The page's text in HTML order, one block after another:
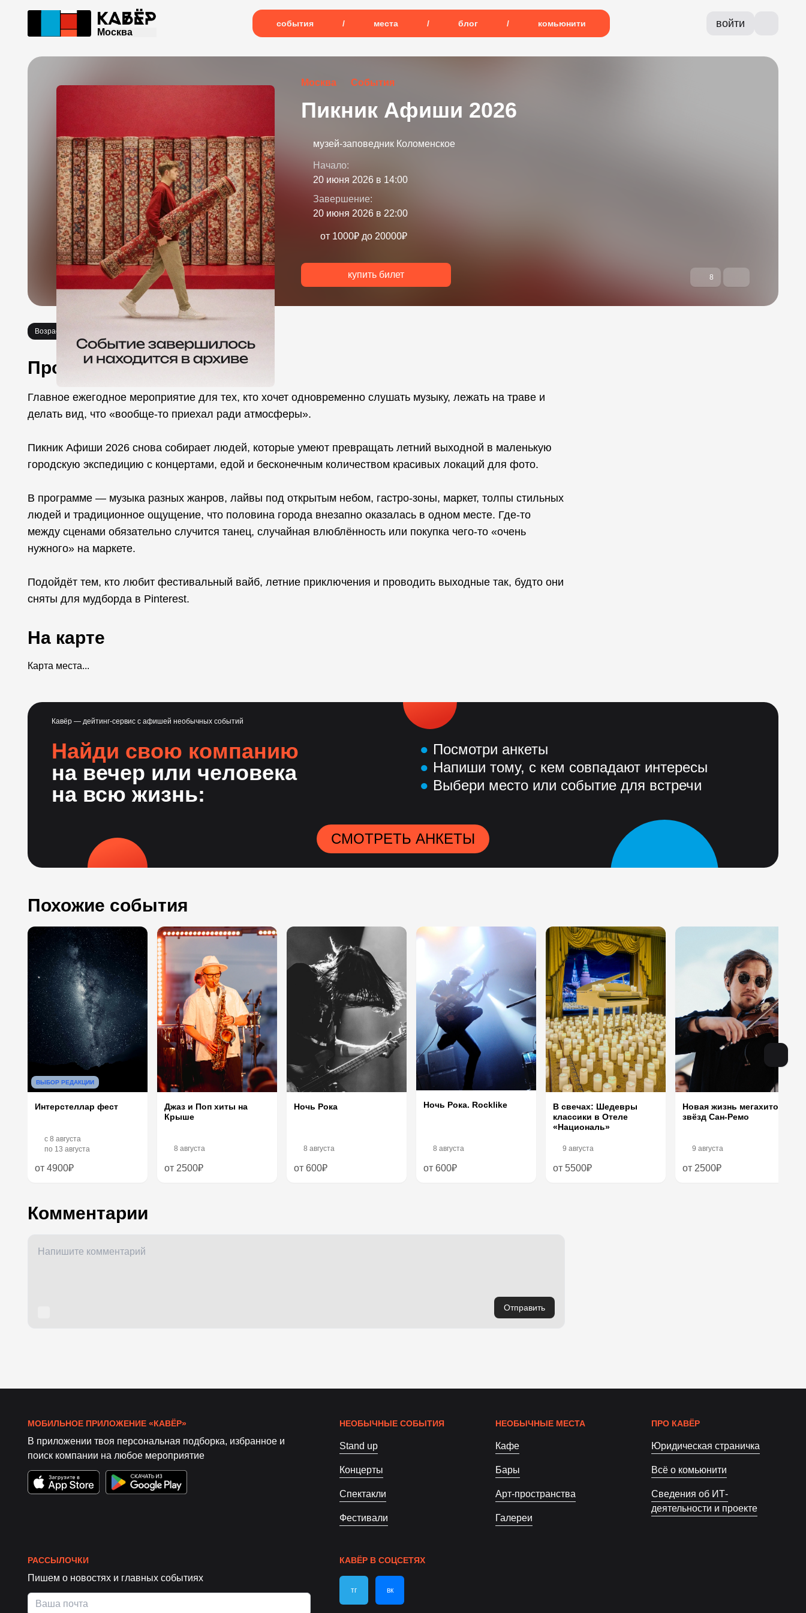
Москва
события / места / блог / комьюнити войти
Москва События
Пикник Афиши 2026
купить билет 8
музей-заповедник Коломенское
Начало:
20 июня 2026 в 14:00
Завершение:
20 июня 2026 в 22:00
от 1000₽ до 20000₽
Возраст 6+
Про событие
Главное ежегодное мероприятие для тех, кто хочет одновременно слушать музыку, лежать на траве и
делать вид, что «вообще-то приехал ради атмосферы».
Пикник Афиши 2026 снова собирает людей, которые умеют превращать летний выходной в маленькую
городскую экспедицию с концертами, едой и бесконечным количеством красивых локаций для фото.
В программе — музыка разных жанров, лайвы под открытым небом, гастро-зоны, маркет, толпы стильных
людей и традиционное ощущение, что половина города внезапно оказалась в одном месте. Где-то
между сценами обязательно случится танец, случайная влюблённость или покупка чего-то «очень
нужного» на маркете.
Подойдёт тем, кто любит фестивальный вайб, летние приключения и проводить выходные так, будто они
сняты для мудборда в Pinterest.
На карте
Карта места...
Кавёр — дейтинг-сервис с афишей необычных событий
Найди свою компанию
на вечер или человека
на всю жизнь:
● Посмотри анкеты
● Напиши тому, с кем совпадают интересы
● Выбери место или событие для встречи
СМОТРЕТЬ АНКЕТЫ
Похожие события
ВЫБОР РЕДАКЦИИ
Интерстеллар фест
c 8 августа
по 13 августа
от 4900₽
Джаз и Поп хиты на
Крыше
8 августа
от 2500₽
Ночь Рока
8 августа
от 600₽
Ночь Рока. Rocklike
8 августа
от 600₽
В свечах: Шедевры
классики в Отеле
«Националь»
9 августа
от 5500₽
Новая жизнь мегахитов
звёзд Сан-Ремо
9 августа
от 2500₽
Комментарии
Отправить
МОБИЛЬНОЕ ПРИЛОЖЕНИЕ «КАВЁР»
В приложении твоя персональная подборка, избранное и
поиск компании на любое мероприятие
НЕОБЫЧНЫЕ СОБЫТИЯ
Stand up
Концерты
Спектакли
Фестивали
НЕОБЫЧНЫЕ МЕСТА
Кафе
Бары
Арт-пространства
Галереи
ПРО КАВЁР
Юридическая страничка
Всё о комьюнити
Сведения об ИТ-
деятельности и проекте
РАССЫЛОЧКИ
Пишем о новостях и главных событиях
КАВЁР В СОЦСЕТЯХ
тг вк